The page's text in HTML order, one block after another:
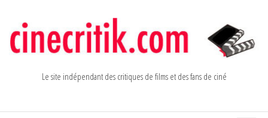
contenu
Le site indépendant des critiques de films et des fans de ciné